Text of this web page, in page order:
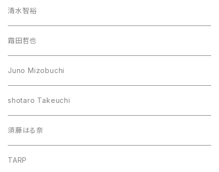
清水智裕
霜田哲也
Juno Mizobuchi
shotaro Takeuchi
須藤はる奈
TARP